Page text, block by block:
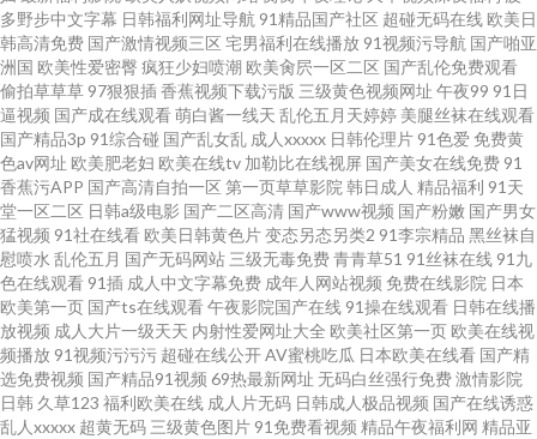
情福利导航 91深夜福利在线导航 天堂久久国产av 国产伊人网 91色情蜜桃茄
子 深夜福利3000 国产精品色色 91精东传媒果冻传媒
多野步中文字幕 日韩福利网址导航 91精品国产社区 超碰无码在线 欧美日
韩高清免费 国产激情视频三区 宅男福利在线播放 91视频污导航 国产啪亚
洲国 欧美性爱密臀 疯狂少妇喷潮 欧美肏屄一区二区 国产乱伦免费观看
偷拍草草草 97狠狠插香蕉视频下载污版 三级黄色视频网址 午夜99 91日
逼视频 国产成在线观看萌白酱一线天 乱伦五月天婷婷 美腿丝袜在线观看
国产精品3p 91综合碰 国产乱女乱 成人xxxxx 日韩伦理片 91色爱 免费黄
色av网址 欧美肥老妇 欧美在线tv 加勒比在线视屏 国产美女在线免费 91
香蕉污APP 国产高清自拍一区 第一页草草影院 韩日成人 精品福利 91天
堂一区二区 日韩a级电影 国产二区高清 国产www视频 国产粉嫩 国产男女
猛视频 91社在线看 欧美日韩黄色片变态另态另类2 91李宗精品 黑丝袜自
慰喷水 乱伦五月 国产无码网站 三级无毒免费青青草51 91丝袜在线 91九
色在线观看 91插 成人中文字幕免费 成年人网站视频 免费在线影院 日本
欧美第一页 国产ts在线观看午夜影院国产在线 91操在线观看 日韩在线播
放视频 成人大片一级天天 内射性爱网址大全 欧美社区第一页 欧美在线视
频播放 91视频污污污 超碰在线公开AV蜜桃吃瓜 日本欧美在线看 国产精
选免费视频 国产精品91视频 69热最新网址 无码白丝强行免费激情影院
日韩 久草123 福利欧美在线 成人片无码 日韩成人极品视频 国产在线诱惑
乱人xxxxx 超黄无码 三级黄色图片 91免费看视频 精品午夜福利网 精品亚